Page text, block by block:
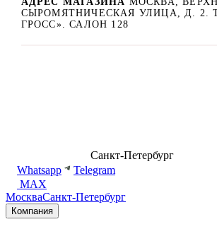
СЫРОМЯТНИЧЕСКАЯ УЛИЦА, Д. 2.
ГРОСС». САЛОН 128
Санкт-Петербург
Whatsapp
Telegram
MAX
МоскваСанкт-Петербург
Компания